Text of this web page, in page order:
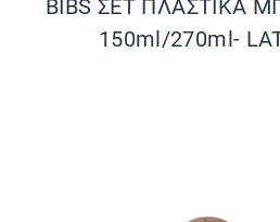
BIBS ΣΕΤ ΠΛΑΣΤΙΚΑ
150ml/270ml-